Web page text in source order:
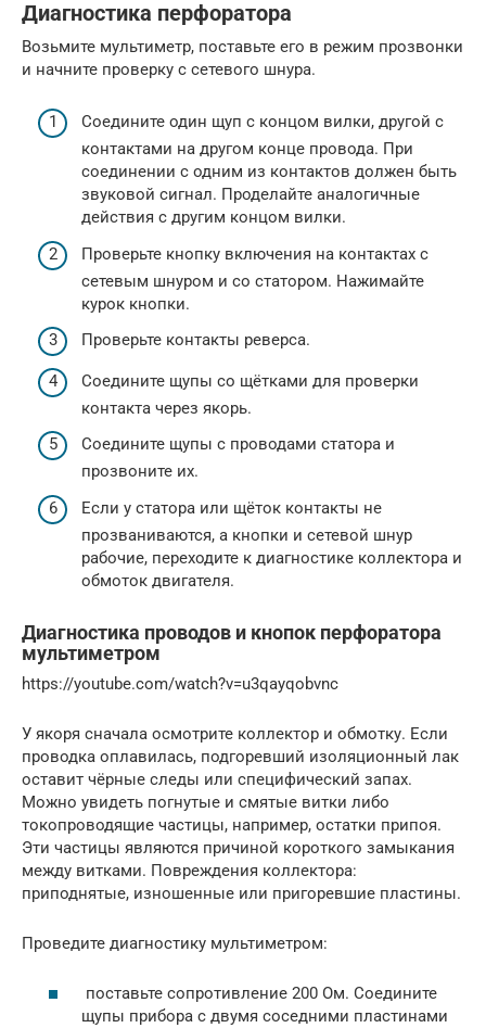
Диагностика перфоратора
Возьмите мультиметр, поставьте его в режим прозвонки
и начните проверку с сетевого шнура.
Соедините один щуп с концом вилки, другой с
контактами на другом конце провода. При
соединении с одним из контактов должен быть
звуковой сигнал. Проделайте аналогичные
действия с другим концом вилки.
Проверьте кнопку включения на контактах с
сетевым шнуром и со статором. Нажимайте
курок кнопки.
Проверьте контакты реверса.
Соедините щупы со щётками для проверки
контакта через якорь.
Соедините щупы с проводами статора и
прозвоните их.
Если у статора или щёток контакты не
прозваниваются, а кнопки и сетевой шнур
рабочие, переходите к диагностике коллектора и
обмоток двигателя.
Диагностика проводов и кнопок перфоратора
мультиметром
https://youtube.com/watch?v=u3qayqobvnc
У якоря сначала осмотрите коллектор и обмотку. Если
проводка оплавилась, подгоревший изоляционный лак
оставит чёрные следы или специфический запах.
Можно увидеть погнутые и смятые витки либо
токопроводящие частицы, например, остатки припоя.
Эти частицы являются причиной короткого замыкания
между витками. Повреждения коллектора:
приподнятые, изношенные или пригоревшие пластины.
Проведите диагностику мультиметром:
поставьте сопротивление 200 Ом. Соедините
щупы прибора с двумя соседними пластинами